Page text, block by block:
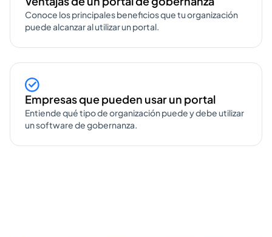
Conoce los principales beneficios que tu organización
puede alcanzar al utilizar un portal.
Empresas que pueden usar un portal
Entiende qué tipo de organización puede y debe utilizar
un software de gobernanza.